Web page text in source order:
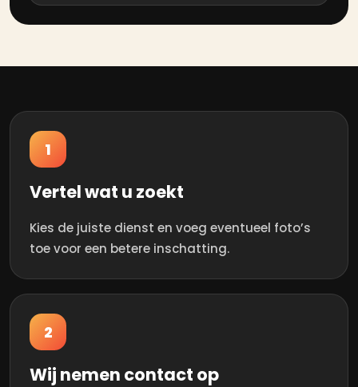
1
Vertel wat u zoekt
Kies de juiste dienst en voeg eventueel foto’s
toe voor een betere inschatting.
2
Wij nemen contact op